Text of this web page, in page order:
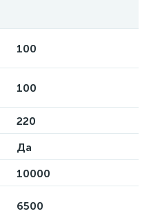
100
100
220
Да
10000
6500